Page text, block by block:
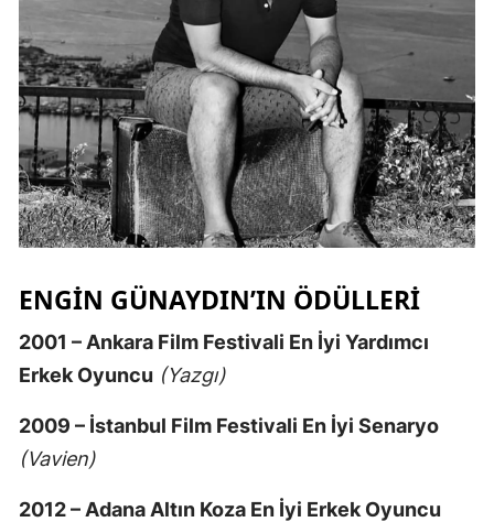
ENGIN GÜNAYDIN’IN ÖDÜLLERI
2001 – Ankara Film Festivali En İyi Yardımcı
Erkek Oyuncu (Yazgı)
2009 – İstanbul Film Festivali En İyi Senaryo
(Vavien)
2012 – Adana Altın Koza En İyi Erkek Oyuncu